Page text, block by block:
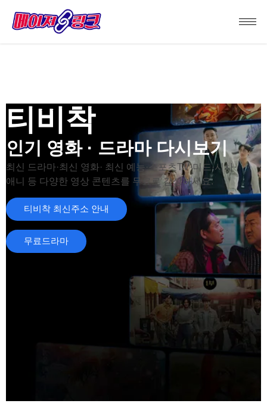
티비착
인기 영화 · 드라마 다시보기
최신 드라마·최신 영화· 최신 예능·스포츠TV·미드·시사·
애니 등 다양한 영상 콘텐츠를 무료로 감상하세요.
티비착 최신주소 안내
무료드라마